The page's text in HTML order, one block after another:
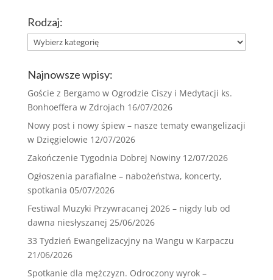
Rodzaj:
Rodzaj:
Najnowsze wpisy:
Goście z Bergamo w Ogrodzie Ciszy i Medytacji ks.
Bonhoeffera w Zdrojach 16/07/2026
Nowy post i nowy śpiew – nasze tematy ewangelizacji
w Dzięgielowie 12/07/2026
Zakończenie Tygodnia Dobrej Nowiny 12/07/2026
Ogłoszenia parafialne – nabożeństwa, koncerty,
spotkania 05/07/2026
Festiwal Muzyki Przywracanej 2026 – nigdy lub od
dawna niesłyszanej 25/06/2026
33 Tydzień Ewangelizacyjny na Wangu w Karpaczu
21/06/2026
Spotkanie dla mężczyzn. Odroczony wyrok –